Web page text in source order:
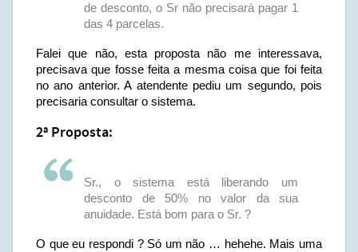
de desconto, o Sr não precisará pagar 1
das 4 parcelas.
Falei que não, esta proposta não me interessava,
precisava que fosse feita a mesma coisa que foi feita
no ano anterior. A atendente pediu um segundo, pois
precisaria consultar o sistema.
2ª Proposta:
Sr., o sistema está liberando um
desconto de 50% no valor da sua
anuidade. Está bom para o Sr. ?
O que eu respondi ? Só um não … hehehe. Mais uma